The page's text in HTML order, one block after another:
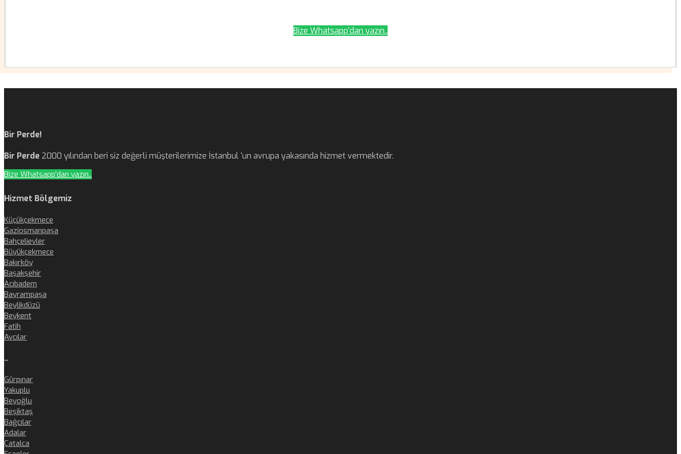
Bize Whatsapp'dan yazın..
Bir Perde!
Bir Perde 2000 yılından beri siz değerli müşterilerimize İstanbul ‘un avrupa yakasında hizmet vermektedir.
Bize Whatsapp'dan yazın..
Hizmet Bölgemiz
Küçükçekmece
Gaziosmanpaşa
Bahçelievler
Büyükçekmece
Bakırköy
Başakşehir
Acıbadem
Bayrampaşa
Beylikdüzü
Beykent
Fatih
Avcılar
..
Gürpınar
Yakuplu
Beyoğlu
Beşiktaş
Bağcılar
Adalar
Çatalca